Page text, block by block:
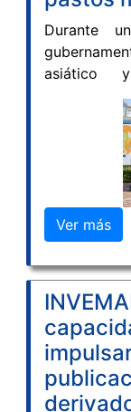
Durante
asiático
incorporar
en sus
Ver más